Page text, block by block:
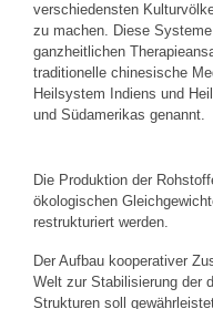
verschiedensten
zu machen. Diese
ganzheitlichen
traditionelle chinesische
Heilsystem Indiens und
und Südamerikas genannt.
Die Produktion der
ökologischen
restrukturiert werden.
Der Aufbau kooperativer
Welt zur Stabilisierung der
Strukturen soll